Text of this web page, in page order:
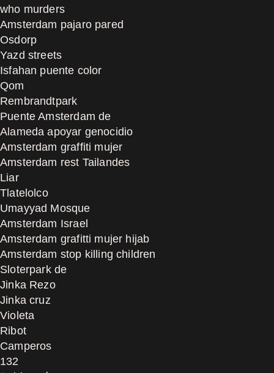
who murders
Amsterdam pajaro pared
Osdorp
Yazd streets
Isfahan puente color
Qom
Rembrandtpark
Puente Amsterdam de
Alameda apoyar genocidio
Amsterdam graffiti mujer
Amsterdam rest Tailandes
Liar
Tlatelolco
Umayyad Mosque
Amsterdam Israel
Amsterdam grafitti mujer hijab
Amsterdam stop killing children
Sloterpark de
Jinka Rezo
Jinka cruz
Violeta
Ribot
Camperos
132